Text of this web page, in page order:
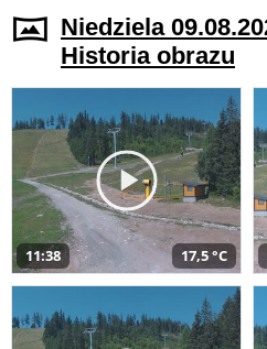
Niedziela
Historia obrazu
11:38 17,5 °C